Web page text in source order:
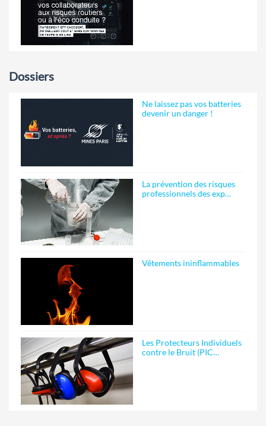
Dossiers
Ne laissez pas vos batteries
devenir un danger !
La prévention des risques
professionnels des exp…
Vêtements ininflammables
Les Protecteurs Individuels
contre le Bruit (PIC…